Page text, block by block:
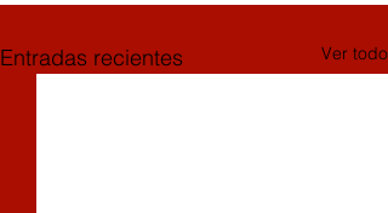
Entradas recientes Ver todo